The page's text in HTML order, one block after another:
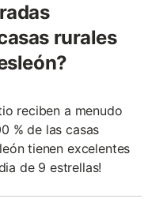
rurales
reciben a menudo
% de las casas
tienen excelentes
de 9 estrellas!